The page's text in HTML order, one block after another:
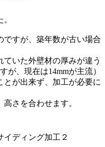
ですが、築年数が古い場合
いた外壁材の厚みが違う
が、現在は14mmが主流）
とが出来ず、加工が必要に
さを合わせます。
イディング加工２